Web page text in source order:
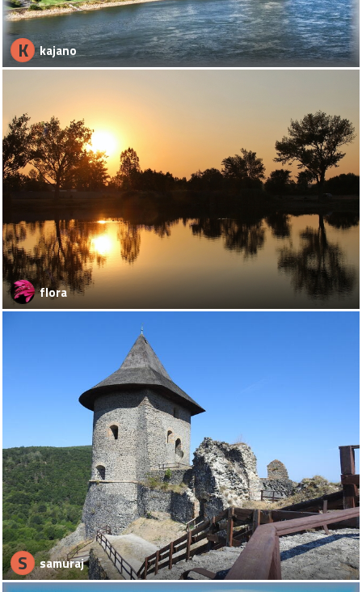
K kajano
flora
S samuraj